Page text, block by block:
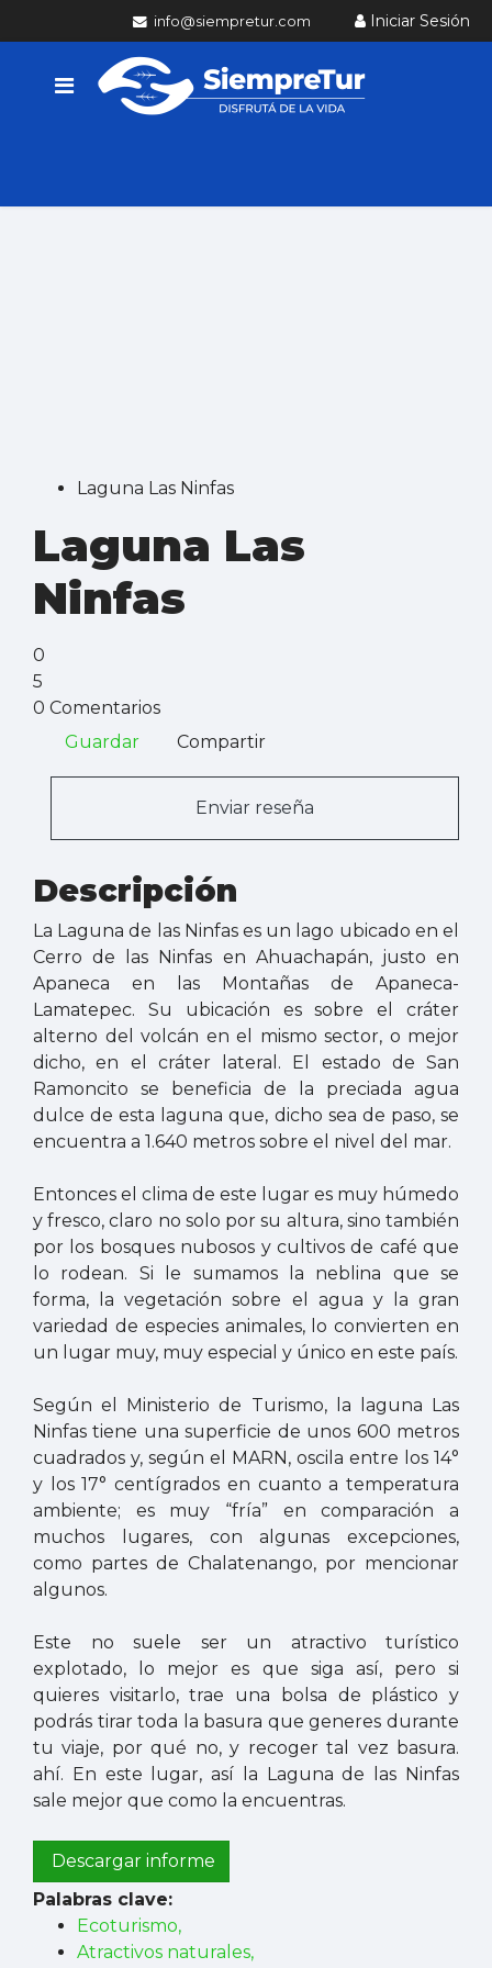
Iniciar Sesión
info@siempretur.com
Laguna Las Ninfas
Laguna Las
Ninfas
0
5
0 Comentarios
Guardar
Compartir
Enviar reseña
Descripción
La Laguna de las Ninfas es un lago ubicado en el
Cerro de las Ninfas en Ahuachapán, justo en
Apaneca en las Montañas de Apaneca-
Lamatepec. Su ubicación es sobre el cráter
alterno del volcán en el mismo sector, o mejor
dicho, en el cráter lateral. El estado de San
Ramoncito se beneficia de la preciada agua
dulce de esta laguna que, dicho sea de paso, se
encuentra a 1.640 metros sobre el nivel del mar.
Entonces el clima de este lugar es muy húmedo
y fresco, claro no solo por su altura, sino también
por los bosques nubosos y cultivos de café que
lo rodean. Si le sumamos la neblina que se
forma, la vegetación sobre el agua y la gran
variedad de especies animales, lo convierten en
un lugar muy, muy especial y único en este país.
Según el Ministerio de Turismo, la laguna Las
Ninfas tiene una superficie de unos 600 metros
cuadrados y, según el MA​​RN, oscila entre los 14°
y los 17° centígrados en cuanto a temperatura
ambiente; es muy “fría” en comparación a
muchos lugares, con algunas excepciones,
como partes de Chalatenango, por mencionar
algunos.
Este no suele ser un atractivo turístico
explotado, lo mejor es que siga así, pero si
quieres visitarlo, trae una bolsa de plástico y
podrás tirar toda la basura que generes durante
tu viaje, por qué no, y recoger tal vez basura.
ahí. En este lugar, así la Laguna de las Ninfas
sale mejor que como la encuentras.
Descargar informe
Palabras clave:
Ecoturismo,
Atractivos naturales,